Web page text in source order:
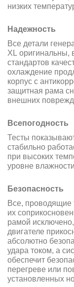
низких
Надежность
Все детали
XL
стандартов
охлаждение
корпус с
защитная рама
внешних
Всепогодность
Тесты
стабильно
при высоких
уровне
Безопасность
Все, проводящие
их
рамой
двигателе
абсолютно
удара током, а
обеспечит
перегреве или
установленных